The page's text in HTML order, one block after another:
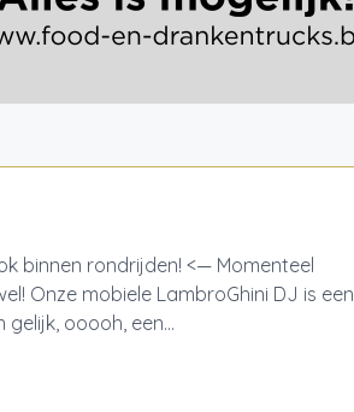
binnen rondrijden! <— Momenteel
Onze mobiele LambroGhini DJ is een
ooooh, een...